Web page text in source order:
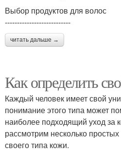
Выбор продуктов для волос
---------------------------
читать дальше →
Как определить
Каждый человек имеет свой
понимание этого типа может
наиболее подходящий уход за
рассмотрим несколько
своего типа кожи.